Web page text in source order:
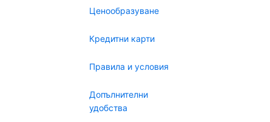
Ценообразуване
Кредитни карти
Правила и условия
Допълнителни
удобства